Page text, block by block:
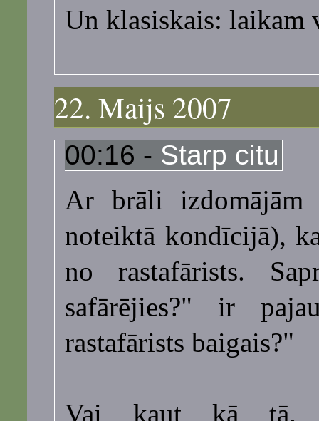
Un klasiskais: laikam
22. Maijs 2007
00:16 - Starp citu
Ar brāli izdomājām
noteiktā kondīcijā),
no rastafārists.
safārējies?" ir
rastafārists baigais?"
Vai kaut kā tā.